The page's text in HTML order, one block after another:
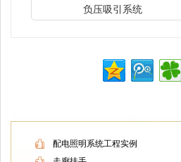
负压吸引系统
配电照明系统工程实例